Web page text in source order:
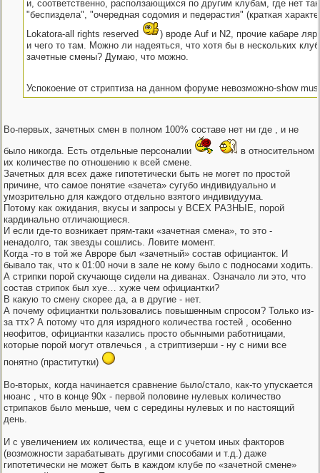
и, соответственно, расползающихся по другим клубам, где нет
"беспиздела", "очередная содомия и педерастия" (краткая
Lokatora-all rights reserved
) вроде Auf и N2, прочие кабаре
и чего то там. Можно ли надеяться, что хотя бы в нескольких
зачетные смены? Думаю, что можно.
Успокоение от стриптиза на данном форуме невозможно-show
Во-первых, зачетных смен в полном 100% составе нет ни где , и не
было никогда. Есть отдельные персоналии
в относительном
их количестве по отношению к всей смене.
Зачетных для всех даже гипотетически быть не могет по простой
причине, что самое понятие «зачета» сугубо индивидуально и
умозрительно для каждого отдельно взятого индивидуума.
Потому как ожидания, вкусы и запросы у ВСЕХ РАЗНЫЕ, порой
кардинально отличающиеся.
И если где-то возникает прям-таки «зачетная смена», то это -
ненадолго, так звезды сошлись. Ловите момент.
Когда -то в той же Авроре был «зачетный» состав официанток. И
бывало так, что к 01:00 ночи в зале не кому было с подносами ходить.
А стрипки порой скучающе сидели на диванах. Означало ли это, что
состав стрипок был хуе… хуже чем официантки?
В какую то смену скорее да, а в другие - нет.
А почему официантки пользовались повышенным спросом? Только из-
за ттх? А потому что для изрядного количества гостей , особенно
неофитов, официантки казались просто обычными работницами,
которые порой могут отвлечься , а стриптизерши - ну с ними все
понятно (праститутки)
Во-вторых, когда начинается сравнение было/стало, как-то упускается
нюанс , что в конце 90х - первой половине нулевых количество
стрипаков было меньше, чем с середины нулевых и по настоящий
день.
И с увеличением их количества, еще и с учетом иных факторов
(возможности зарабатывать другими способами и т.д.) даже
гипотетически не может быть в каждом клубе по «зачетной смене»